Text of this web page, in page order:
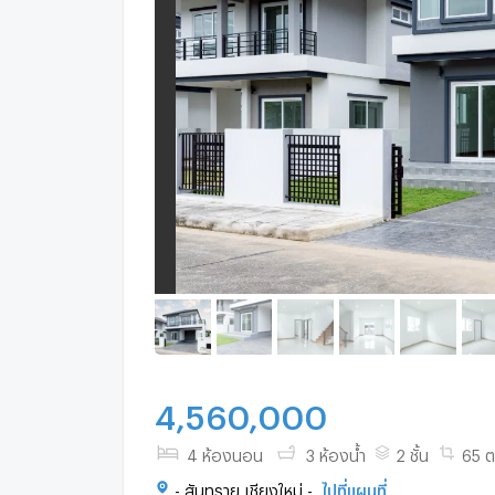
4,560,000
4 ห้องนอน 3 ห้องน้ำ 2 ชั้น 65
- สันทราย เชียงใหม่ - ไปที่แผนที่